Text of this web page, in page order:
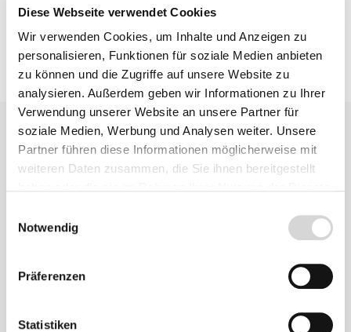
Diese Webseite verwendet Cookies
Wir verwenden Cookies, um Inhalte und Anzeigen zu
personalisieren, Funktionen für soziale Medien anbieten
zu können und die Zugriffe auf unsere Website zu
analysieren. Außerdem geben wir Informationen zu Ihrer
Verwendung unserer Website an unsere Partner für
soziale Medien, Werbung und Analysen weiter. Unsere
Partner führen diese Informationen möglicherweise mit
weiteren Daten zusammen, die Sie ihnen bereitgestellt
Notwendig
Präferenzen
Statistiken
Zu diesem
empfehlen wir